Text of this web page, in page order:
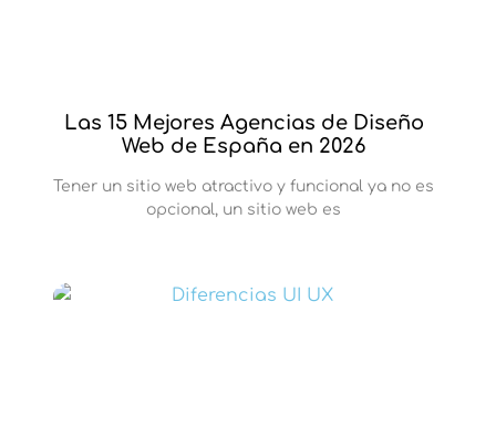
Las 15 Mejores Agencias de Diseño
Web de España en 2026
Tener un sitio web atractivo y funcional ya no es
opcional, un sitio web es